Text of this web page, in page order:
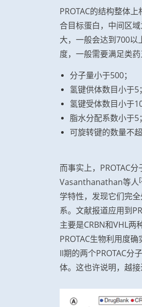
PROTAC的结构整体
合目标蛋白，中间区
大，一般会达到700以
度，一般需要满足类
分子量小于500；
氢键供体数目小于5；
氢键受体数目小于10
脂水分配系数小于5；
可旋转键的数量不超
而事实上，PROTAC
Vasanthanathan等人
学特性，发现它们完
系。文献报道应用到
主要是CRBN和VHL两
PROTAC生物利用度
II期的两个PROTAC分
体。这也许说明，越接